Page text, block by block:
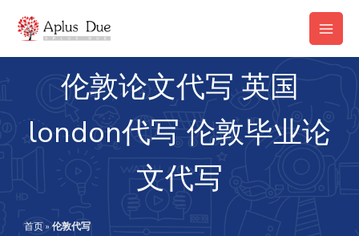
内
Main
伦敦论文代写 英国
london代写 伦敦毕业论
文代写
首页» 伦敦代写